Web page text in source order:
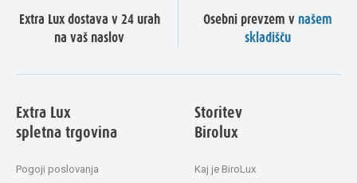
Extra Lux dostava v 24 urah
na vaš naslov
Osebni prevzem v našem
skladišču
Extra Lux
spletna trgovina
Pogoji poslovanja
Storitev
Birolux
Kaj je BiroLux